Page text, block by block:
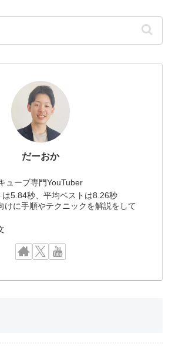
だーおか
ューブ専門YouTuber
5.84秒、平均ベストは8.26秒
けに手順やテクニックを解説をして